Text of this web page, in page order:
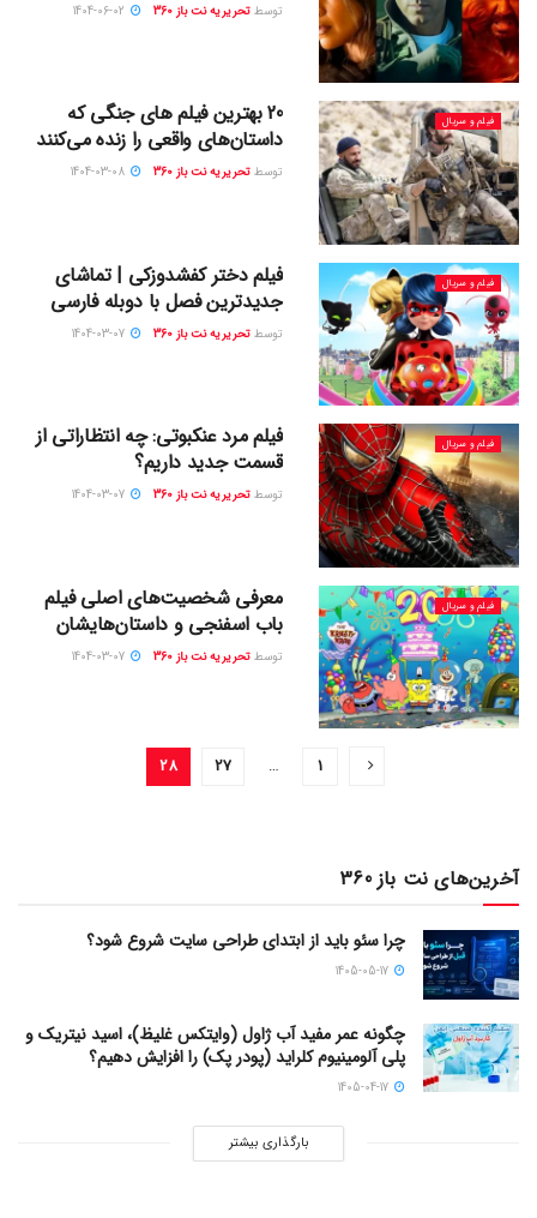
توسط تحریریه نت باز 360
فیلم و سریال
20 بهترین فیلم های جنگی که
داستان‌های واقعی را زنده می‌کنند
توسط تحریریه نت باز 360 1404-03-08
فیلم و سریال
فیلم دختر کفشدوزکی | تماشای
جدیدترین فصل با دوبله فارسی
توسط تحریریه نت باز 360 1404-03-07
فیلم و سریال
فیلم مرد عنکبوتی: چه انتظاراتی از
قسمت جدید داریم؟
توسط تحریریه نت باز 360 1404-03-07
فیلم و سریال
معرفی شخصیت‌های اصلی فیلم
باب اسفنجی و داستان‌هایشان
توسط تحریریه نت باز 360 1404-03-07
1
…
27
28
آخرین‌های نت باز 360
چرا سئو باید از ابتدای طراحی سایت شروع شود؟
چگونه عمر مفید آب ژاول (وایتکس غلیظ)، اسید نیتریک و
پلی آلومینیوم کلراید (پودر پک) را افزایش دهیم؟
بارگذاری بیشتر